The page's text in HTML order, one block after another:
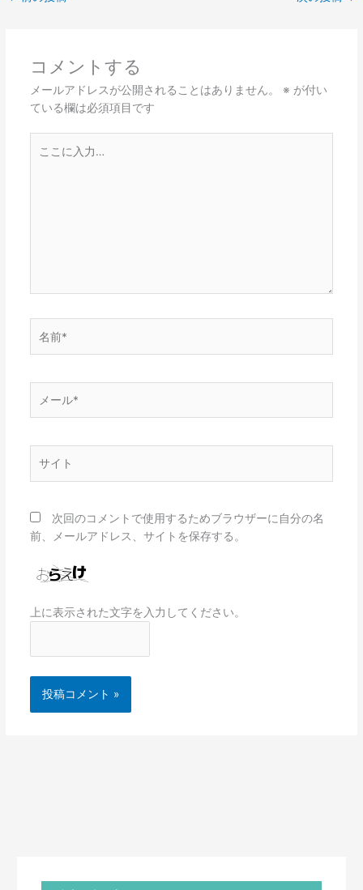
コメントする
メールアドレスが公開されることはありません。 ※ が付い
ている欄は必須項目です
前
ー
*
次回のコメントで使用するためブラウザーに自分の名
前、メールアドレス、サイトを保存する。
上に表示された文字を入力してください。